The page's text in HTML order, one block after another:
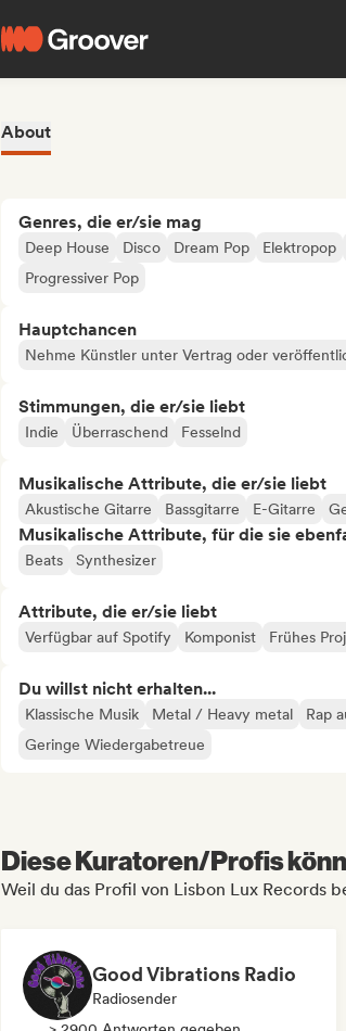
About
Genres, die er/sie mag
Deep House Disco Dream Pop Elektropop
Progressiver Pop
Hauptchancen
Nehme Künstler unter Vertrag oder
Stimmungen, die er/sie liebt
Indie Überraschend Fesselnd
Musikalische Attribute, die er/sie liebt
Akustische Gitarre Bassgitarre E-Gitarre
Musikalische Attribute, für die sie
Beats Synthesizer
Attribute, die er/sie liebt
Verfügbar auf Spotify Komponist Frühes
Du willst nicht erhalten...
Klassische Musik Metal / Heavy metal Rap
Geringe Wiedergabetreue
Diese Kuratoren/Profis
Weil du das Profil von Lisbon Lux Records
Good Vibrations Radio
Radiosender